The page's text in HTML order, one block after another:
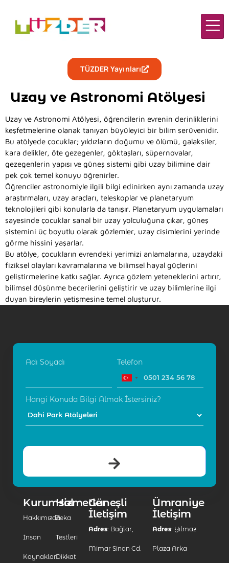
TÜZDER Yayınları
Uzay ve Astronomi Atölyesi
Uzay ve Astronomi Atölyesi, öğrencilerin evrenin derinliklerini
keşfetmelerine olanak tanıyan büyüleyici bir bilim serüvenidir.
Bu atölyede çocuklar; yıldızların doğumu ve ölümü, galaksiler,
kara delikler, öte gezegenler, göktaşları, süpernovalar,
gezegenlerin yapısı ve güneş sistemi gibi uzay bilimine dair
pek çok temel konuyu öğrenirler.
Öğrenciler astronomiyle ilgili bilgi edinirken aynı zamanda uzay
araştırmaları, uzay araçları, teleskoplar ve planetaryum
teknolojileri gibi konularla da tanışır. Planetaryum uygulamaları
sayesinde çocuklar sanal bir uzay yolculuğuna çıkar, güneş
sistemini üç boyutlu olarak gözlemler, uzay cisimlerini yerinde
görme hissini yaşarlar.
Bu atölye, çocukların evrendeki yerimizi anlamalarına, uzaydaki
fiziksel olayları kavramalarına ve bilimsel hayal güçlerini
geliştirmelerine katkı sağlar. Ayrıca gözlem yeteneklerini artırır,
bilimsel düşünme becerilerini geliştirir ve uzay bilimlerine ilgi
duyan bireylerin yetişmesine temel oluşturur.
Adı Soyadı Telefon
Hangi Konuda Bilgi Almak İstersiniz?
Kurumsal
Hakkımızda
İnsan
Kaynakları
Hizmetler
Zeka
Testleri
Dikkat
Güneşli
İletişim
Adres: Bağlar,
Mimar Sinan Cd.
Ümraniye
İletişim
Adres: Yılmaz
Plaza Arka